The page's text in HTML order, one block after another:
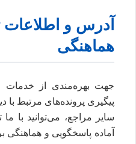
آدرس و
هماهنگی
جهت بهره‌مندی از خدمات
پیگیری پرونده‌های مرتبط با
سایر مراجع، می‌توانید با
آماده پاسخگویی و هماهنگی